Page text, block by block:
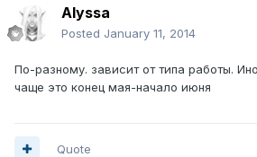
Alyssa
Posted January 11, 2014
По-разному. зависит от типа работы.
чаще это конец мая-начало июня
Quote